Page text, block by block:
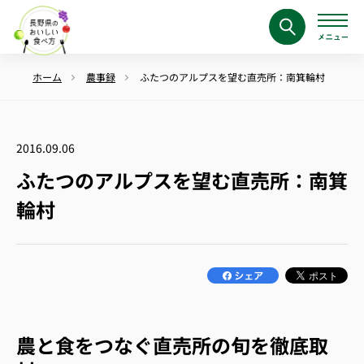
ホーム 農事録 ふたつのアルプスを望む直売所：南箕輪村
2016.09.06
ふたつのアルプスを望む直売所：南箕
輪村
農と食をつなぐ直売所の旬を徹底取